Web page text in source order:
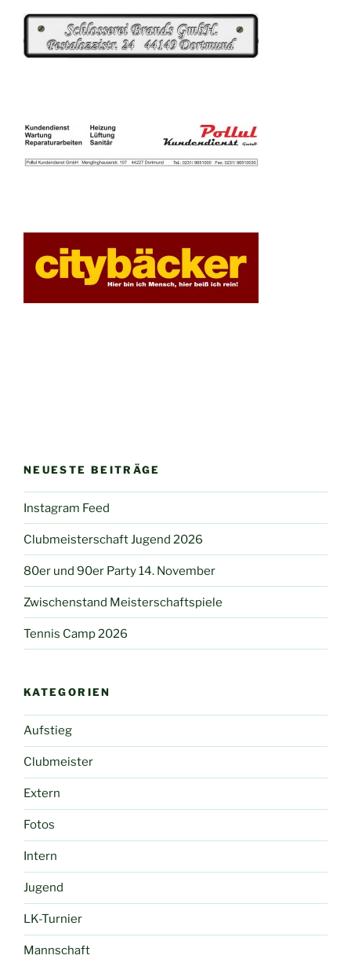
NEUESTE BEITRÄGE
Instagram Feed
Clubmeisterschaft Jugend 2026
80er und 90er Party 14. November
Zwischenstand Meisterschaftspiele
Tennis Camp 2026
KATEGORIEN
Aufstieg
Clubmeister
Extern
Fotos
Intern
Jugend
LK-Turnier
Mannschaft